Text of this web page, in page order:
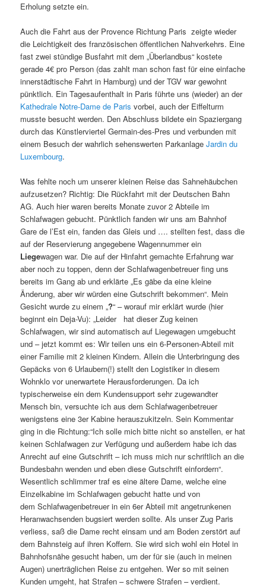
Erholung setzte ein.
Auch die Fahrt aus der Provence Richtung Paris zeigte wieder
die Leichtigkeit des französischen öffentlichen Nahverkehrs. Eine
fast zwei stündige Busfahrt mit dem „Überlandbus“ kostete
gerade 4€ pro Person (das zahlt man schon fast für eine einfache
innerstädtische Fahrt in Hamburg) und der TGV war gewohnt
pünktlich. Ein Tagesaufenthalt in Paris führte uns (wieder) an der
Kathedrale Notre-Dame de Paris vorbei, auch der Eiffelturm
musste besucht werden. Den Abschluss bildete ein Spaziergang
durch das Künstlerviertel Germain-des-Pres und verbunden mit
einem Besuch der wahrlich sehenswerten ParkanlageJardin du
Luxembourg.
Was fehlte noch um unserer kleinen Reise das Sahnehäubchen
aufzusetzen? Richtig: Die Rückfahrt mit der Deutschen Bahn
AG. Auch hier waren bereits Monate zuvor 2 Abteile im
Schlafwagen gebucht. Pünktlich fanden wir uns am Bahnhof
Gare de l’Est ein, fanden das Gleis und …. stellten fest, dass die
auf der Reservierung angegebene Wagennummer ein
Liegewagen war. Die auf der Hinfahrt gemachte Erfahrung war
aber noch zu toppen, denn der Schlafwagenbetreuer fing uns
bereits im Gang ab und erklärte „Es gäbe da eine kleine
Änderung, aber wir würden eine Gutschrift bekommen“. Mein
Gesicht wurde zu einem „?“ – worauf mir erklärt wurde (hier
beginnt ein Deja-Vu): „Leider hat dieser Zug keinen
Schlafwagen, wir sind automatisch auf Liegewagen umgebucht
und – jetzt kommt es: Wir teilen uns ein 6-Personen-Abteil mit
einer Familie mit 2 kleinen Kindern. Allein die Unterbringung des
Gepäcks von 6 Urlaubern(!) stellt den Logistiker in diesem
Wohnklo vor unerwartete Herausforderungen. Da ich
typischerweise ein dem Kundensupport sehr zugewandter
Mensch bin, versuchte ich aus dem Schlafwagenbetreuer
wenigstens eine 3er Kabine herauszukitzeln. Sein Kommentar
ging in die Richtung:“Ich solle mich bitte nicht so anstellen, er hat
keinen Schlafwagen zur Verfügung und außerdem habe ich das
Anrecht auf eine Gutschrift – ich muss mich nur schriftlich an die
Bundesbahn wenden und eben diese Gutschrift einfordern“.
Wesentlich schlimmer traf es eine ältere Dame, welche eine
Einzelkabine im Schlafwagen gebucht hatte und von
dem Schlafwagenbetreuer in ein 6er Abteil mit angetrunkenen
Heranwachsenden bugsiert werden sollte. Als unser Zug Paris
verliess, saß die Dame recht einsam und am Boden zerstört auf
dem Bahnsteig auf ihren Koffern. Sie wird sich wohl ein Hotel in
Bahnhofsnähe gesucht haben, um der für sie (auch in meinen
Augen) unerträglichen Reise zu entgehen. Wer so mit seinen
Kunden umgeht, hat Strafen – schwere Strafen – verdient.